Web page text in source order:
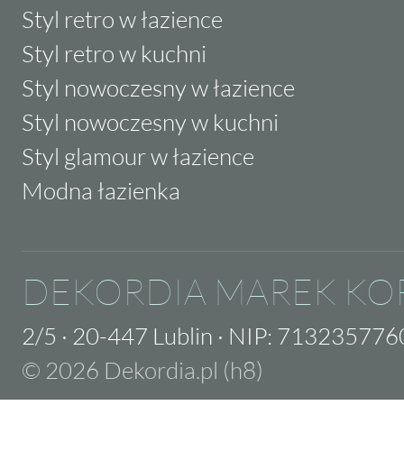
Styl retro w łazience
Styl retro w kuchni
Styl nowoczesny w łazience
Styl nowoczesny w kuchni
Styl glamour w łazience
Modna łazienka
DEKORDIA MAREK
2/5 · 20-447 Lublin · NIP:
© 2026 Dekordia.pl (h8)